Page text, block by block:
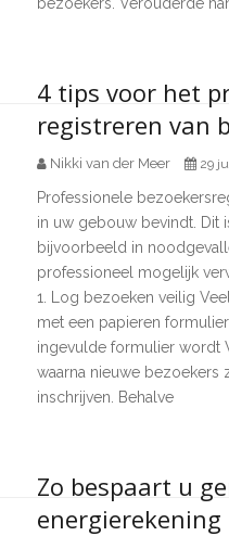
4 tips voor het
registreren van
Nikki van der Meer 29
Professionele
in uw gebouw bevindt. Dit
bijvoorbeeld in
professioneel mogelijk
1. Log bezoeken veilig
met een papieren
ingevulde formulier wordt
waarna nieuwe bezoekers
inschrijven. Behalve
Zo bespaart u
energierekening